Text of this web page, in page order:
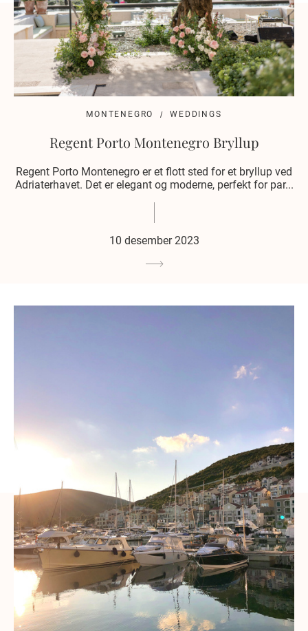
MONTENEGRO WEDDINGS
Regent Porto Montenegro Bryllup
Regent Porto Montenegro er et flott sted for et bryllup ved
Adriaterhavet. Det er elegant og moderne, perfekt for par...
10 desember 2023